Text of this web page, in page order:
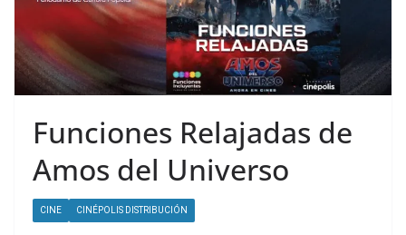
Funciones Relajadas de
Amos del Universo
CINE CINÉPOLIS DISTRIBUCIÓN